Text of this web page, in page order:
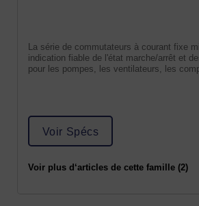
La série de commutateurs à courant fixe
indication fiable de l'état marche/arrêt et
pour les pompes, les ventilateurs, les
Voir Spécs
Voir plus d‘articles de cette famille (2)